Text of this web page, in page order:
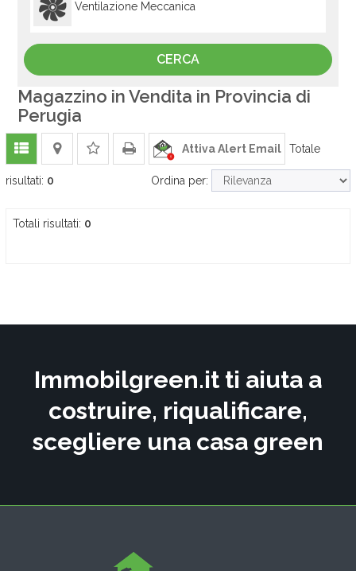
Ventilazione Meccanica
Magazzino in Vendita in Provincia di
Perugia
Attiva Alert Email Totale
risultati: 0 Ordina per:
Totali risultati: 0
Immobilgreen.it ti aiuta a
costruire, riqualificare,
scegliere una casa green